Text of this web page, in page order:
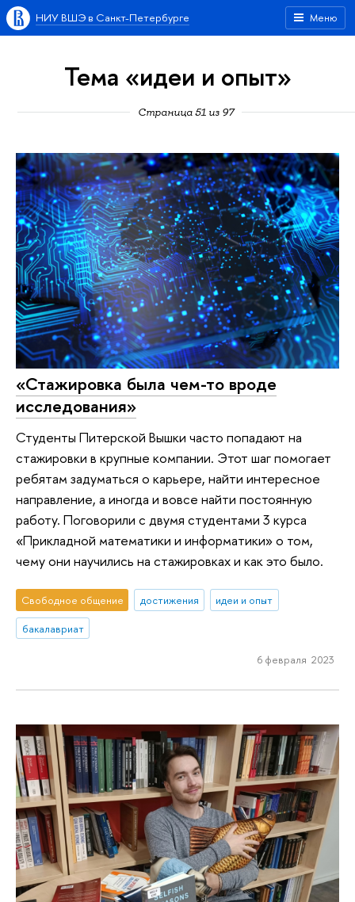
Меню
НИУ ВШЭ в Санкт-Петербурге
Тема «идеи и опыт»
Страница 51 из 97
«Стажировка была чем-то вроде
исследования»
Студенты Питерской Вышки часто попадают на
стажировки в крупные компании. Этот шаг помогает
ребятам задуматься о карьере, найти интересное
направление, а иногда и вовсе найти постоянную
работу. Поговорили с двумя студентами 3 курса
«Прикладной математики и информатики» о том,
чему они научились на стажировках и как это было.
Свободное общение достижения
идеи и опыт
бакалавриат
6 февраля 2023